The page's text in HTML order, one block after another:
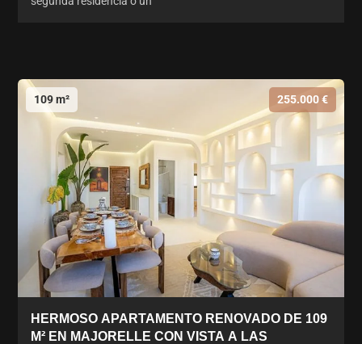
109 m² 255.000 €
HERMOSO APARTAMENTO RENOVADO DE 109
M² EN MAJORELLE CON VISTA A LAS